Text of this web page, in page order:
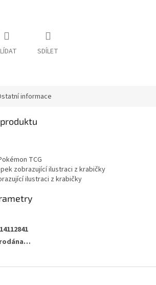
SDÍLET
informace
TCG
zobrazující ilustraci z krabičky
ilustraci z krabičky